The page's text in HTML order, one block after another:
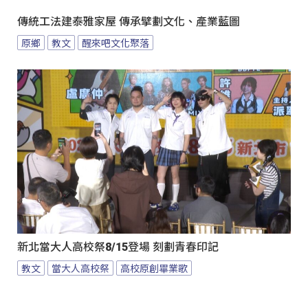
傳統工法建泰雅家屋 傳承擘劃文化、產業藍圖
原鄉 教文 醒來吧文化聚落
新北當大人高校祭8/15登場 刻劃青春印記
教文 當大人高校祭 高校原創畢業歌